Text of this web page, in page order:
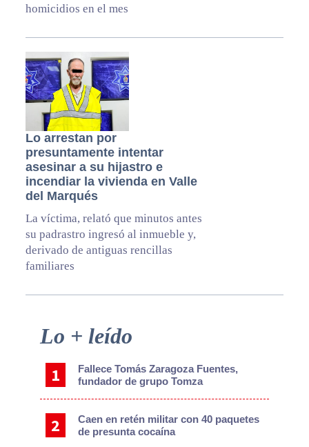
homicidios en el mes
Lo arrestan por
presuntamente intentar
asesinar a su hijastro e
incendiar la vivienda en Valle
del Marqués
La víctima, relató que minutos antes
su padrastro ingresó al inmueble y,
derivado de antiguas rencillas
familiares
Primary
Sidebar
Lo + leído
Fallece Tomás Zaragoza Fuentes,
fundador de grupo Tomza
Caen en retén militar con 40 paquetes
de presunta cocaína